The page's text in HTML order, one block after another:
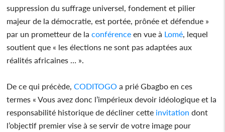
suppression du suffrage universel, fondement et pilier
majeur de la démocratie, est portée, prônée et défendue »
par un prometteur de la conférence en vue à Lomé , lequel
soutient que « les élections ne sont pas adaptées aux
réalités africaines … ».
De ce qui précède,CODITOGO a prié Gbagbo en ces
termes « Vous avez donc l’impérieux devoir idéologique et la
responsabilité historique de décliner cette invitation dont
l’objectif premier vise à se servir de votre image pour